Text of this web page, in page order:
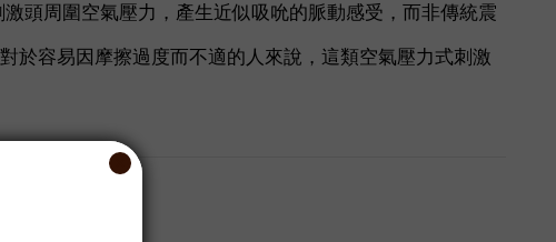
激頭周圍空氣壓力，產生近似吸吮的脈動感受，而非傳統震
於容易因摩擦過度而不適的人來說，這類空氣壓力式刺激